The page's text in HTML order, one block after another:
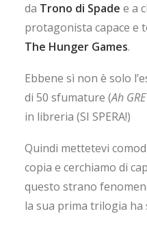
da Trono di Spade e a
protagonista capace e
The Hunger Games.
Ebbene sì non è solo
di 50 sfumature (Ah
in libreria (SI SPERA!)
Quindi mettetevi
copia e cerchiamo di
questo strano
la sua prima trilogia ha